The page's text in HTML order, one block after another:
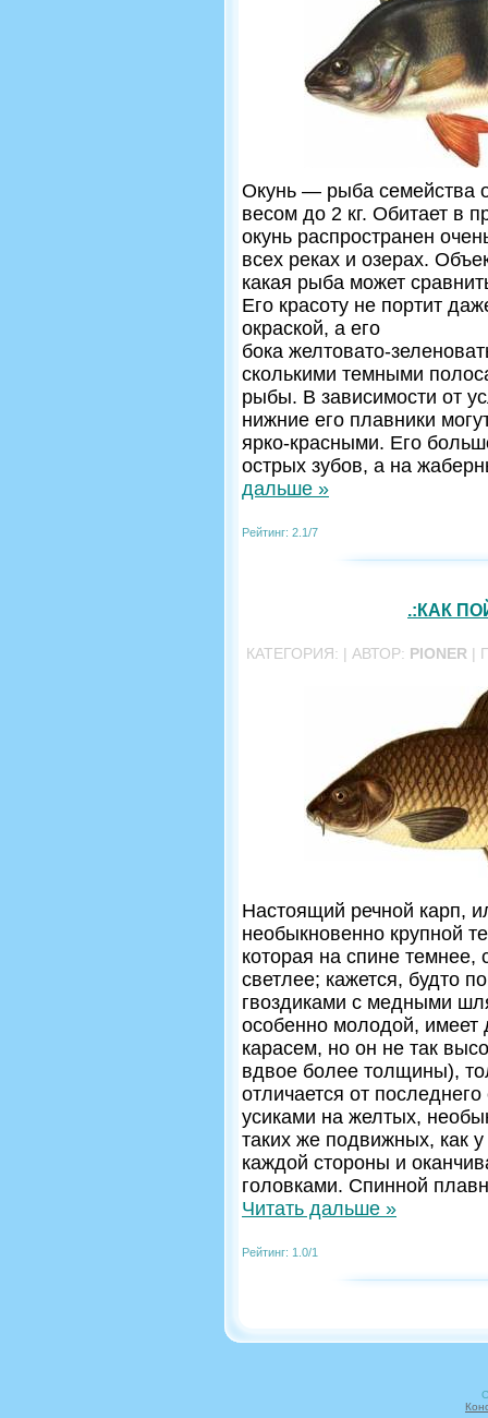
Окунь — рыба семейства
весом до 2 кг. Обитает в
окунь распространен
всех реках и озерах.
какая рыба может
Его красо­ту не портит
окраской, а его
бока желтовато-
сколькими темными
рыбы. В зависимости от
нижние его плавники
ярко-красными. Его
острых зубов, а на
дальше »
Рейтинг: 2.1/7
.:КАК
КАТЕГОРИЯ: | АВТОР: PIONER |
Настоящий речной карп,
необыкновенно крупной
которая на спине
светлее; кажется, будто
гвоздиками с медными
особенно молодой, имеет
карасем, но он не так
вдвое более толщины),
отличается от
усиками на желтых,
таких же подвижных, как
каждой стороны и
головками. Спинной
Читать дальше »
Рейтинг: 1.0/1